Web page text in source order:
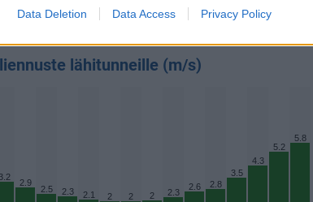
Data Deletion Data Access Privacy Policy
lähitunneille (m/s)
2.9
2.5 2.3 2.1 2 2 2 2.3
2.6 2.8
3.5
4.3
5.2
5.8